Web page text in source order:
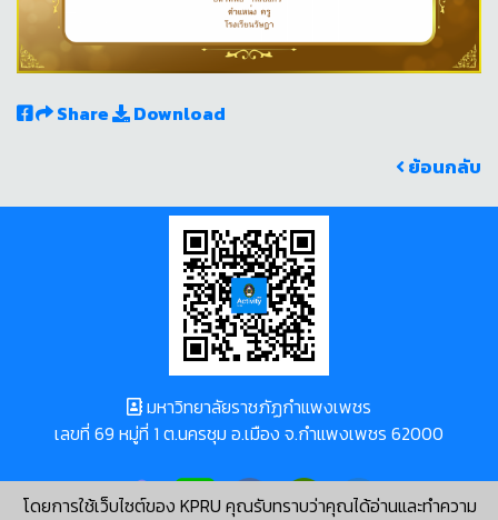
Share
Download
ย้อนกลับ
โดยการใช้เว็บไซต์ของ KPRU คุณรับทราบว่าคุณได้อ่านและทำความ
มหาวิทยาลัยราชภัฏกำแพงเพชร
เลขที่ 69 หมู่ที่ 1 ต.นครชุม อ.เมือง จ.กำแพงเพชร 62000